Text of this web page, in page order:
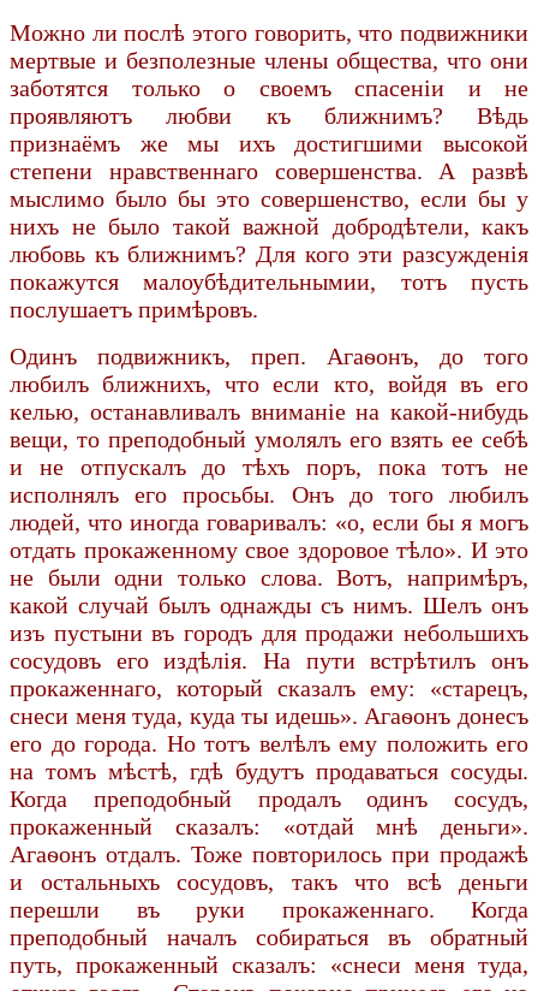
Можно ли послѣ этого говорить, что подвижники
мертвые и безполезные члены общества, что они
заботятся только о своемъ спасеніи и не
проявляютъ любви къ ближнимъ? Вѣдь
признаёмъ же мы ихъ достигшими высокой
степени нравственнаго совершенства. А развѣ
мыслимо было бы это совершенство, если бы у
нихъ не было такой важной добродѣтели, какъ
любовь къ ближнимъ? Для кого эти разсужденія
покажутся малоубѣдительнымии, тотъ пусть
послушаетъ примѣровъ.
Одинъ подвижникъ, преп. Агаѳонъ, до того
любилъ ближнихъ, что если кто, войдя въ его
келью, останавливалъ вниманіе на какой-нибудь
вещи, то преподобный умолялъ его взять ее себѣ
и не отпускалъ до тѣхъ поръ, пока тотъ не
исполнялъ его просьбы. Онъ до того любилъ
людей, что иногда говаривалъ: «о, если бы я могъ
отдать прокаженному свое здоровое тѣло». И это
не были одни только слова. Вотъ, напримѣръ,
какой случай былъ однажды съ нимъ. Шелъ онъ
изъ пустыни въ городъ для продажи небольшихъ
сосудовъ его издѣлія. На пути встрѣтилъ онъ
прокаженнаго, который сказалъ ему: «старецъ,
снеси меня туда, куда ты идешь». Агаѳонъ донесъ
его до города. Но тотъ велѣлъ ему положить его
на томъ мѣстѣ, гдѣ будутъ продаваться сосуды.
Когда преподобный продалъ одинъ сосудъ,
прокаженный сказалъ: «отдай мнѣ деньги».
Агаѳонъ отдалъ. Тоже повторилось при продажѣ
и остальныхъ сосудовъ, такъ что всѣ деньги
перешли въ руки прокаженнаго. Когда
преподобный началъ собираться въ обратный
путь, прокаженный сказалъ: «снеси меня туда,